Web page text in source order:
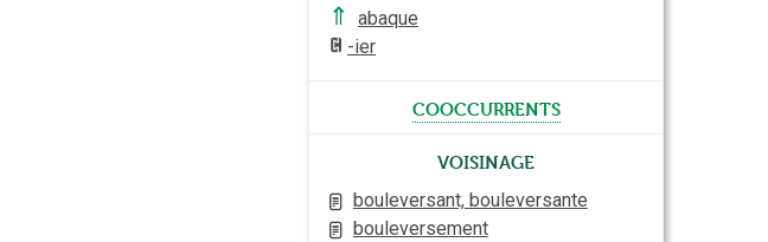
⇑
abaque
-ier
cooccurrents
Voisinage
bouleversant, bouleversante
bouleversement